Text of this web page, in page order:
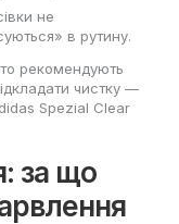
не
в рутину.
рекомендують
чистку —
Spezial Clear
за що